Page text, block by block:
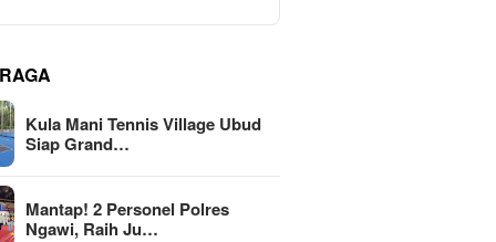
Kula Mani Tennis Village Ubud
Siap Grand…
Mantap! 2 Personel Polres
Ngawi, Raih Ju…